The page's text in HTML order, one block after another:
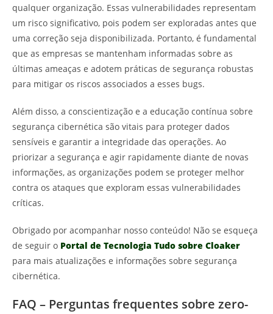
qualquer organização. Essas vulnerabilidades representam
um risco significativo, pois podem ser exploradas antes que
uma correção seja disponibilizada. Portanto, é fundamental
que as empresas se mantenham informadas sobre as
últimas ameaças e adotem práticas de segurança robustas
para mitigar os riscos associados a esses bugs.
Além disso, a conscientização e a educação contínua sobre
segurança cibernética são vitais para proteger dados
sensíveis e garantir a integridade das operações. Ao
priorizar a segurança e agir rapidamente diante de novas
informações, as organizações podem se proteger melhor
contra os ataques que exploram essas vulnerabilidades
críticas.
Obrigado por acompanhar nosso conteúdo! Não se esqueça
de seguir o Portal de Tecnologia Tudo sobre Cloaker
para mais atualizações e informações sobre segurança
cibernética.
FAQ – Perguntas frequentes sobre zero-